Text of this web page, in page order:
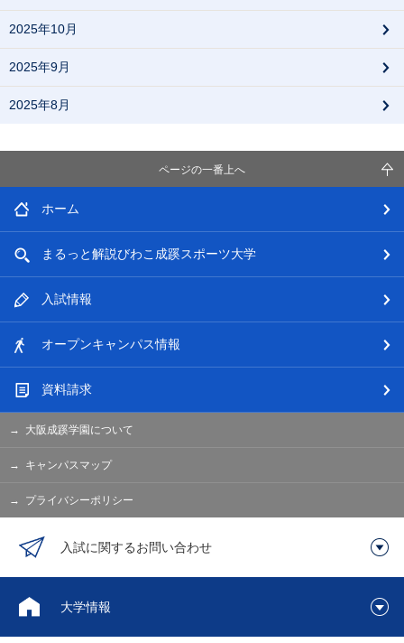
2025年10月
2025年9月
2025年8月
ページの一番上へ
ホーム
まるっと解説びわこ成蹊スポーツ大学
入試情報
オープンキャンパス情報
資料請求
大阪成蹊学園について
キャンパスマップ
プライバシーポリシー
入試に関するお問い合わせ
大学情報